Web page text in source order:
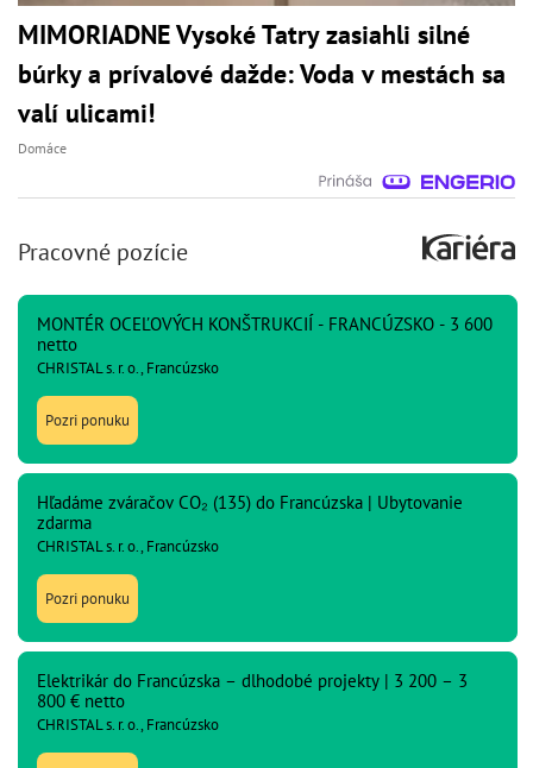
MIMORIADNE Vysoké Tatry zasiahli silné
búrky a prívalové dažde: Voda v mestách sa
valí ulicami!
Domáce
Pracovné pozície
MONTÉR OCEĽOVÝCH KONŠTRUKCIÍ - FRANCÚZSKO - 3 600
netto
CHRISTAL s. r. o., Francúzsko
Pozri ponuku
Hľadáme zváračov CO₂ (135) do Francúzska | Ubytovanie
zdarma
CHRISTAL s. r. o., Francúzsko
Pozri ponuku
Elektrikár do Francúzska – dlhodobé projekty | 3 200 – 3
800 € netto
CHRISTAL s. r. o., Francúzsko